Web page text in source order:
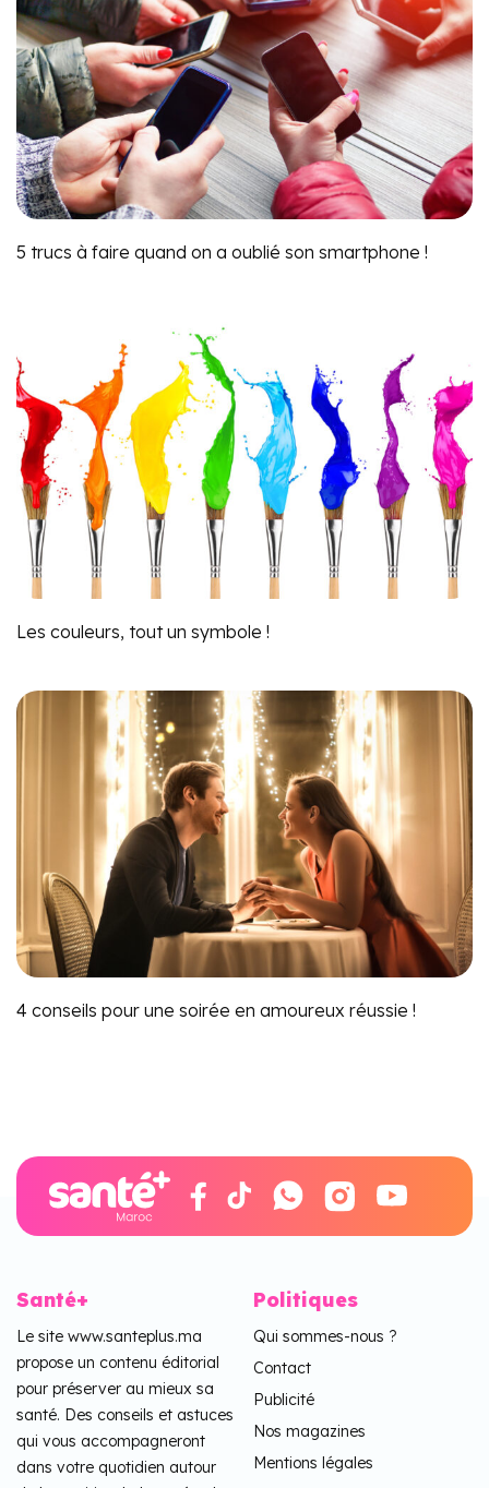
5 trucs à faire quand on a oublié son smartphone !
Les couleurs, tout un symbole !
4 conseils pour une soirée en amoureux réussie !
Santé+
Le site www.santeplus.ma
propose un contenu éditorial
pour préserver au mieux sa
santé. Des conseils et astuces
qui vous accompagneront
dans votre quotidien autour
Politiques
Qui sommes-nous ?
Contact
Publicité
Nos magazines
Mentions légales